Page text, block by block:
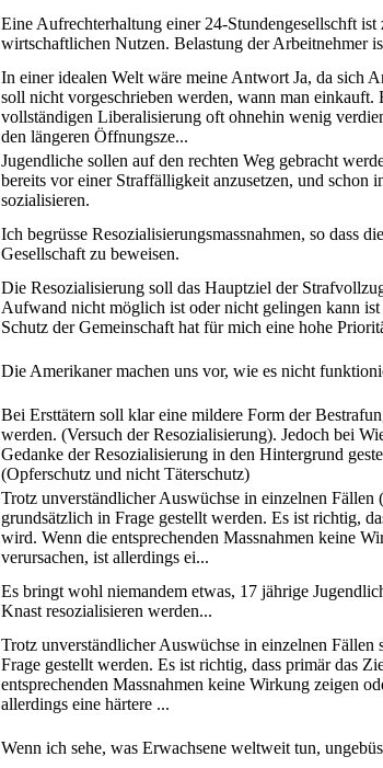
Eine Aufrechterhaltung einer 24-Stundengesellschft
wirtschaftlichen Nutzen. Belastung der Arbeitnehmer
In einer idealen Welt wäre meine Antwort Ja, da sich
soll nicht vorgeschrieben werden, wann man einkauft.
vollständigen Liberalisierung oft ohnehin wenig
den längeren Öffnungsze...
Jugendliche sollen auf den rechten Weg gebracht
bereits vor einer Straffälligkeit anzusetzen, und schon
sozialisieren.
Ich begrüsse Resozialisierungsmassnahmen, so dass
Gesellschaft zu beweisen.
Die Resozialisierung soll das Hauptziel der
Aufwand nicht möglich ist oder nicht gelingen kann
Schutz der Gemeinschaft hat für mich eine hohe
Die Amerikaner machen uns vor, wie es nicht
Bei Ersttätern soll klar eine mildere Form der
werden. (Versuch der Resozialisierung). Jedoch bei
Gedanke der Resozialisierung in den Hintergrund
(Opferschutz und nicht Täterschutz)
Trotz unverständlicher Auswüchse in einzelnen
grundsätzlich in Frage gestellt werden. Es ist richtig,
wird. Wenn die entsprechenden Massnahmen keine
verursachen, ist allerdings ei...
Es bringt wohl niemandem etwas, 17 jährige
Knast resozialisieren werden...
Trotz unverständlicher Auswüchse in einzelnen Fällen
Frage gestellt werden. Es ist richtig, dass primär das
entsprechenden Massnahmen keine Wirkung zeigen
allerdings eine härtere ...
Wenn ich sehe, was Erwachsene weltweit tun,